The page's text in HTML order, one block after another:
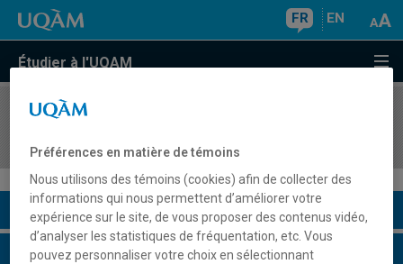
FR EN
Étudier à l'UQAM
COURS//
Description du cours
Horaire - Été 2026
Préférences en matière de témoins
Nous utilisons des témoins (cookies) afin de collecter des
informations qui nous permettent d’améliorer votre
expérience sur le site, de vous proposer des contenus vidéo,
d’analyser les statistiques de fréquentation, etc. Vous
pouvez personnaliser votre choix en sélectionnant